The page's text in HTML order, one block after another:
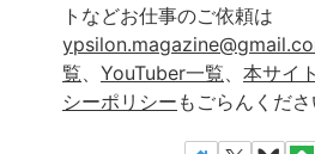
トなどお仕事のご依頼は
覧、 YouTuber一覧、 本サイ
シーポリシー もごらんくださ